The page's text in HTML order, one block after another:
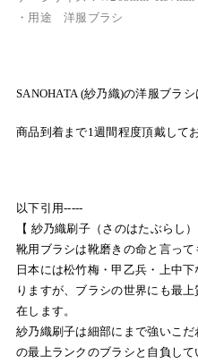
・用途 洋服ブラシ
SANOHATA (紗乃織)の洋服ブラ
商品到着まで1週間程度頂戴して
以下引用-----
【 紗乃織刷子（さのはたぶらし）
靴用ブラシは靴磨きの命と言って
日本には松竹梅・甲乙兵・上中
りますが、ブラシの世界にも最
在します。
紗乃織刷子は細部にまで強いこ
の最上ランクのブラシと自負して